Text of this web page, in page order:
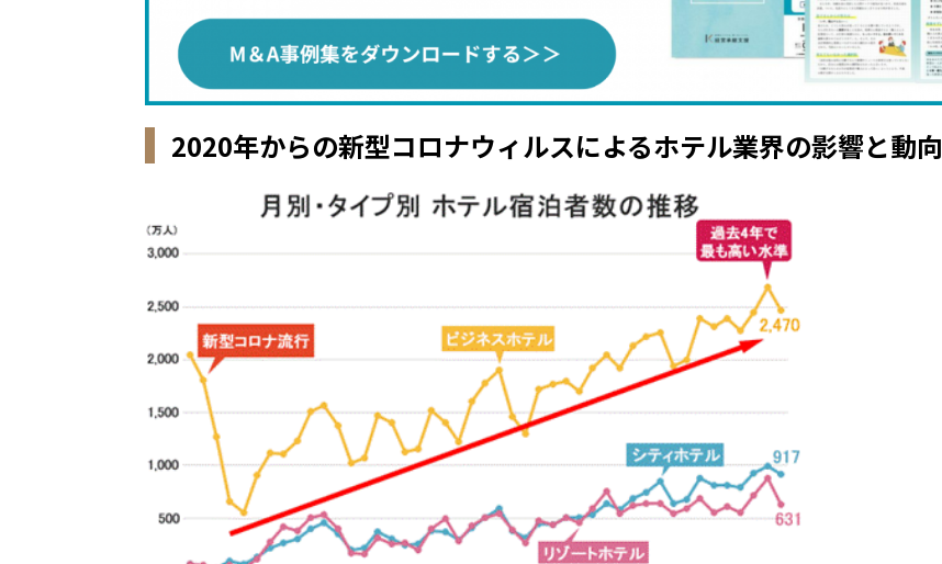
2020年からの新型コロナウィルスによるホテル業界の影響と動向